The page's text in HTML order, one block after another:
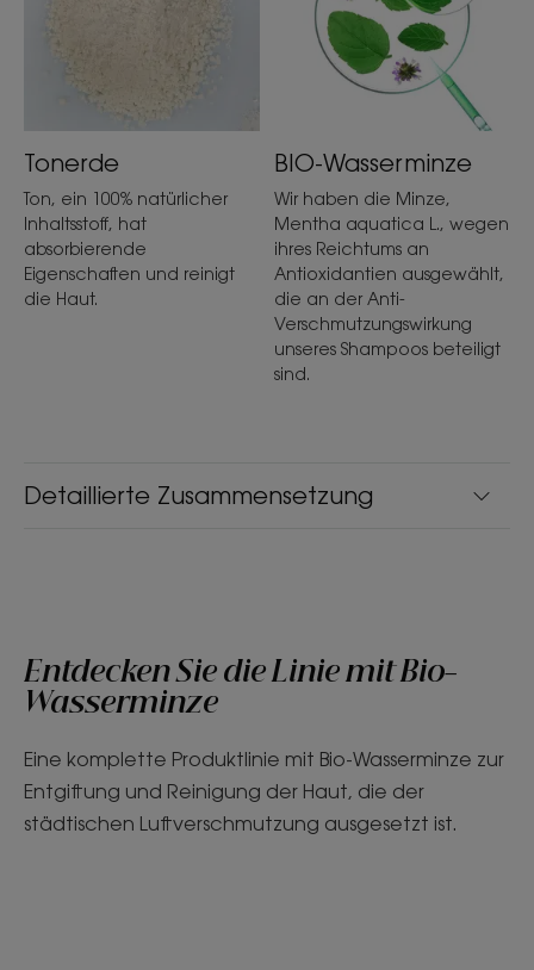
Detaillierte Zusammensetzung
Tonerde
Ton, ein 100% natürlicher
Inhaltsstoff, hat
absorbierende
Eigenschaften und reinigt
die Haut.
BIO-Wasserminze
Wir haben die Minze,
Mentha aquatica L., wegen
ihres Reichtums an
Antioxidantien ausgewählt,
die an der Anti-
Verschmutzungswirkung
unseres Shampoos beteiligt
sind.
Entdecken Sie die Linie mit Bio-
Wasserminze
Eine komplette Produktlinie mit Bio-Wasserminze zur
Entgiftung und Reinigung der Haut, die der
städtischen Luftverschmutzung ausgesetzt ist.